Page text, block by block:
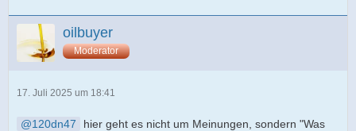
oilbuyer
Moderator
17. Juli 2025 um 18:41
120dn47
hier geht es nicht um Meinungen, sondern "Was